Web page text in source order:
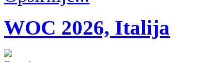
WOC 2026, Italija